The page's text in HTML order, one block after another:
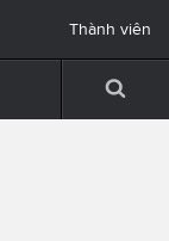
Thành viên